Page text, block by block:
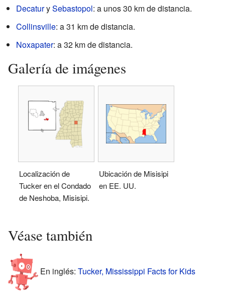
DecaturySebastopol: a unos 30 km de distancia.
Collinsville: a 31 km de distancia.
Noxapater: a 32 km de distancia.
Galería de imágenes
Localización de
Tucker en el Condado
de Neshoba, Misisipi.
Ubicación de Misisipi
en EE. UU.
Véase también
En inglés: Tucker, Mississippi Facts for Kids